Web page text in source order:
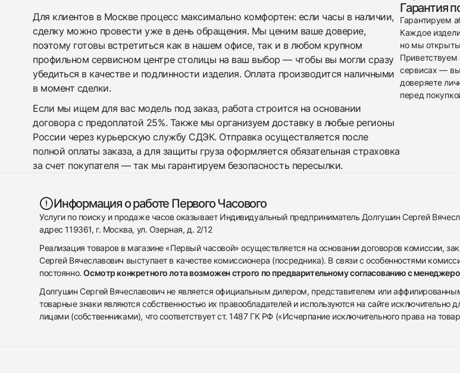
Для клиентов в Москве процесс максимально комфортен: если часы в наличии,
сделку можно провести уже в день обращения. Мы ценим ваше доверие,
поэтому готовы встретиться как в нашем офисе, так и в любом крупном
профильном сервисном центре столицы на ваш выбор — чтобы вы могли сразу
убедиться в качестве и подлинности изделия. Оплата производится наличными
в момент сделки.
Если мы ищем для вас модель под заказ, работа строится на основании
договора с предоплатой 25%. Также мы организуем доставку в любые регионы
России через курьерскую службу СДЭК. Отправка осуществляется после
полной оплаты заказа, а для защиты груза оформляется обязательная страховка
за счет покупателя — так мы гарантируем безопасность пересылки.
Гарантия
Гарантируем
Каждое
но мы
сервисах —
доверяете
перед
Информация о работе Первого Часового
Услуги по поиску и продаже часов оказывает Индивидуальный предприниматель Долгушин Сергей
адрес 119361, г. Москва, ул. Озерная, д. 2/12
Реализация товаров в магазине «Первый часовой» осуществляется на основании договоров комиссии,
Сергей Вячеславович выступает в качестве комиссионера (посредника). В связи с особенностями
постоянно.Осмотр конкретного лота возможен строго по предварительному согласованию с
Долгушин Сергей Вячеславович не является официальным дилером, представителем или
товарные знаки являются собственностью их правообладателей и используются на сайте
лицами (собственниками), что соответствует ст. 1487 ГК РФ («Исчерпание исключительного права на
Отправить заявку